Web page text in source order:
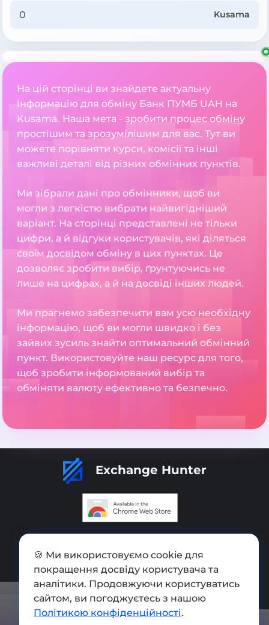
Kusama
На цій сторінці ви знайдете актуальну
інформацію для обміну Банк ПУМБ UAH на
Kusama. Наша мета - зробити процес обміну
простішим та зрозумілішим для вас. Тут ви
можете порівняти курси, комісії та інші
важливі деталі від різних обмінних пунктів.
Ми зібрали дані про обмінники, щоб ви
могли з легкістю вибрати найвигідніший
варіант. На сторінці представлені не тільки
цифри, а й відгуки користувачів, які діляться
своїм досвідом обміну в цих пунктах. Це
дозволяє зробити вибір, ґрунтуючись не
лише на цифрах, а й на досвіді інших людей.
Ми прагнемо забезпечити вам усю необхідну
інформацію, щоб ви могли швидко і без
зайвих зусиль знайти оптимальний обмінний
пункт. Використовуйте наш ресурс для того,
щоб зробити інформований вибір та
обміняти валюту ефективно та безпечно.
Exchange Hunter
Мапа сайту
Press kit
Умови використання
🍪 Ми використовуємо cookie для
покращення досвіду користувача та
аналітики. Продовжуючи користуватись
сайтом, ви погоджуєтесь з нашою
Політикою конфіденційності.